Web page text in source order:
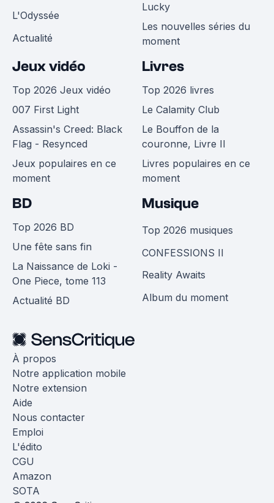
L'Odyssée
Actualité
Lucky
Les nouvelles séries du
moment
Jeux vidéo
Top 2026 Jeux vidéo
007 First Light
Assassin's Creed: Black
Flag - Resynced
Jeux populaires en ce
moment
Livres
Top 2026 livres
Le Calamity Club
Le Bouffon de la
couronne, Livre II
Livres populaires en ce
moment
BD
Top 2026 BD
Une fête sans fin
La Naissance de Loki -
One Piece, tome 113
Actualité BD
Musique
Top 2026 musiques
CONFESSIONS II
Reality Awaits
Album du moment
À propos
Notre application mobile
Notre extension
Aide
Nous contacter
Emploi
L'édito
CGU
Amazon
SOTA